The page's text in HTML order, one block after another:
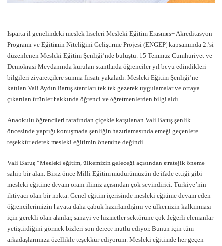
Isparta il genelindeki meslek liseleri Mesleki Eğitim Erasmus+ Akreditasyon
Programı ve Eğitimin Niteliğini Geliştirme Projesi (ENGEP) kapsamında 2.’si
düzenlenen Mesleki Eğitim Şenliği’nde buluştu. 15 Temmuz Cumhuriyet ve
Demokrasi Meydanında kurulan stantlarda öğrenciler yıl boyu edindikleri
bilgileri ziyaretçilere sunma fırsatı yakaladı. Mesleki Eğitim Şenliği’ne
katılan Vali Aydın Baruş stantları tek tek gezerek uygulamalar ve ortaya
çıkarılan ürünler hakkında öğrenci ve öğretmenlerden bilgi aldı.
Anaokulu öğrencileri tarafından çiçekle karşılanan Vali Baruş şenlik
öncesinde yaptığı konuşmada şenliğin hazırlamasında emeği geçenlere
teşekkür ederek mesleki eğitimin önemine değindi.
Vali Baruş “Mesleki eğitim, ülkemizin geleceği açısından stratejik öneme
sahip bir alan. Biraz önce Milli Eğitim müdürümüzün de ifade ettiği gibi
mesleki eğitime devam oranı ilimiz açısından çok sevindirici. Türkiye’nin
ihtiyacı olan bir nokta. Genel eğitim içerisinde mesleki eğitime devam eden
öğrencilerimizin hayata daha çabuk hazırlandığını ve ülkemizin kalkınması
için gerekli olan alanlar, sanayi ve hizmetler sektörüne çok değerli elemanlar
yetiştirdiğini görmek bizleri son derece mutlu ediyor. Bunun için tüm
arkadaşlarımıza özellikle teşekkür ediyorum. Mesleki eğitimde her geçen